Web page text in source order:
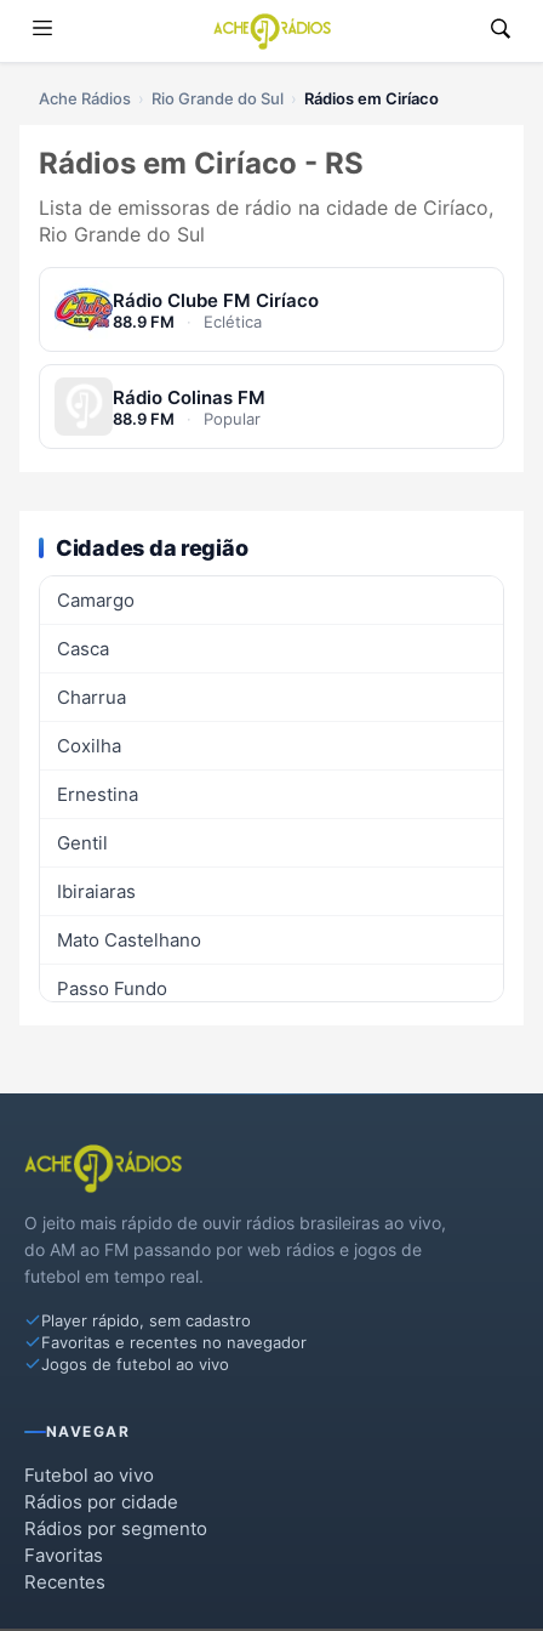
Ache Rádios Rio Grande do Sul Rádios em Ciríaco
Rádios em Ciríaco - RS
Lista de emissoras de rádio na cidade de Ciríaco,
Rio Grande do Sul
Rádio Clube FM Ciríaco
88.9 FM · Eclética
Rádio Colinas FM
88.9 FM · Popular
Cidades da região
Camargo
Casca
Charrua
Coxilha
Ernestina
Gentil
Ibiraiaras
Mato Castelhano
Passo Fundo
Vila Maria
O jeito mais rápido de ouvir rádios brasileiras ao vivo,
do AM ao FM passando por web rádios e jogos de
futebol em tempo real.
Player rápido, sem cadastro
Favoritas e recentes no navegador
Jogos de futebol ao vivo
NAVEGAR
Futebol ao vivo
Rádios por cidade
Rádios por segmento
Favoritas
Recentes